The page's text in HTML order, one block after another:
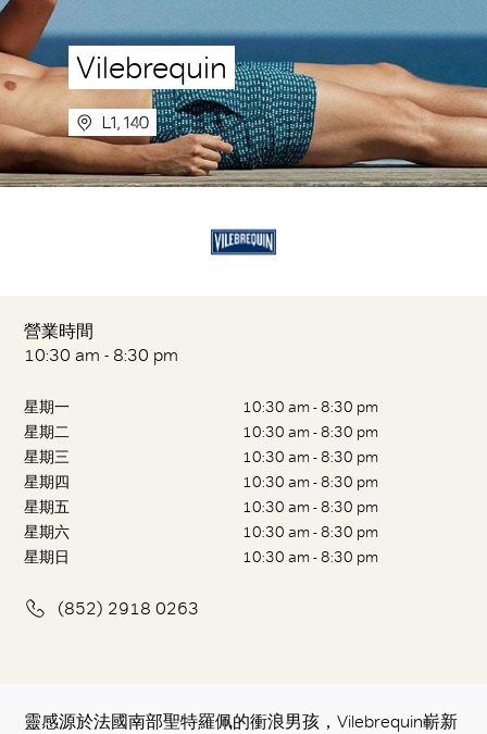
Vilebrequin
L1, 140
營業時間
10:30 am - 8:30 pm
星期一
10:30 am - 8:30 pm
星期二
10:30 am - 8:30 pm
星期三
10:30 am - 8:30 pm
星期四
10:30 am - 8:30 pm
星期五
10:30 am - 8:30 pm
星期六
10:30 am - 8:30 pm
星期日
10:30 am - 8:30 pm
(852) 2918 0263
靈感源於法國南部聖特羅佩的衝浪男孩，Vilebrequin嶄新